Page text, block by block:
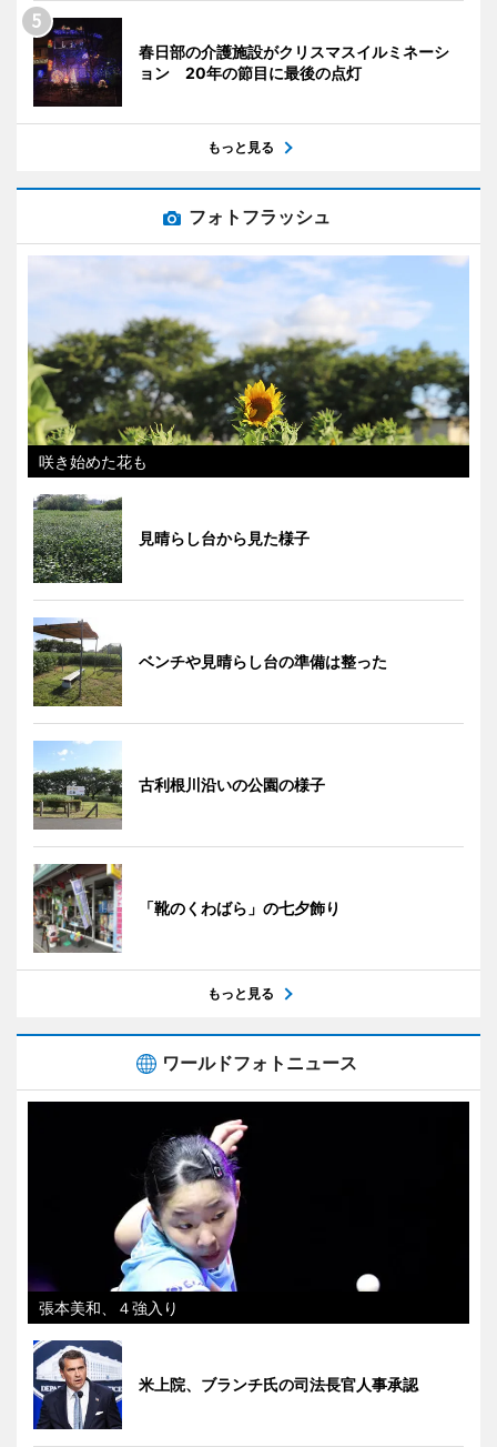
春日部の介護施設がクリスマスイルミネーシ
ョン 20年の節目に最後の点灯
もっと見る
フォトフラッシュ
咲き始めた花も
見晴らし台から見た様子
ベンチや見晴らし台の準備は整った
古利根川沿いの公園の様子
「靴のくわばら」の七夕飾り
もっと見る
ワールドフォトニュース
張本美和、４強入り
米上院、ブランチ氏の司法長官人事承認